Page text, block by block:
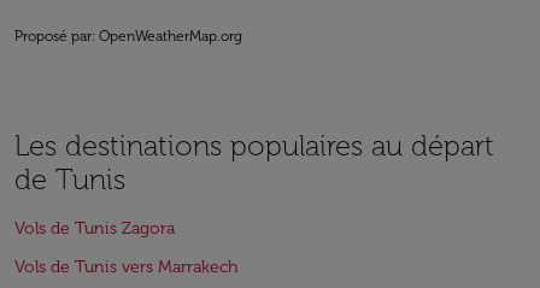
Proposé par: OpenWeatherMap.org
Les destinations populaires au départ
de Tunis
Vols de Tunis Zagora
Vols de Tunis vers Marrakech